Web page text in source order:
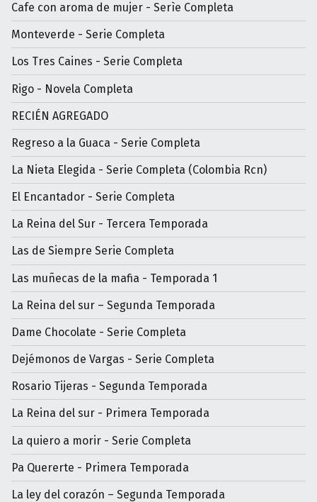
Cafe con aroma de mujer - Serìe Completa
Monteverde - Serie Completa
Los Tres Caines - Serie Completa
Rigo - Novela Completa
RECIÉN AGREGADO
Regreso a la Guaca - Serie Completa
La Nieta Elegida - Serie Completa (Colombia Rcn)
El Encantador - Serie Completa
La Reina del Sur - Tercera Temporada
Las de Siempre Serie Completa
Las muñecas de la mafia - Temporada 1
La Reina del sur – Segunda Temporada
Dame Chocolate - Serie Completa
Dejémonos de Vargas - Serie Completa
Rosario Tijeras - Segunda Temporada
La Reina del sur - Primera Temporada
La quiero a morir - Serie Completa
Pa Quererte - Primera Temporada
La ley del corazón – Segunda Temporada